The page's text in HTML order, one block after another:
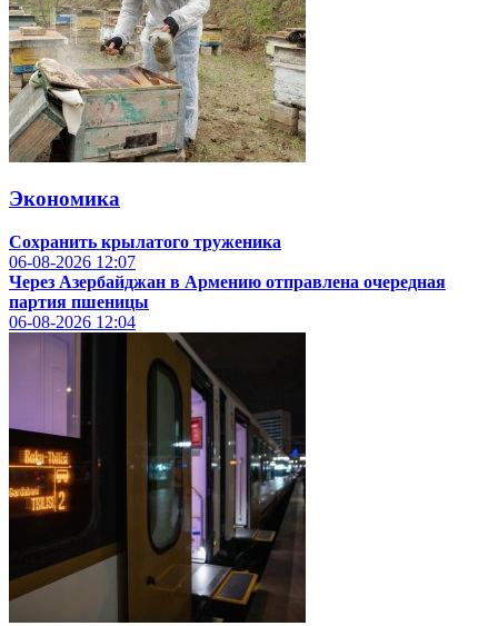
Экономика
Сохранить крылатого труженика
06-08-2026 12:07
Через Азербайджан в Армению отправлена очередная
партия пшеницы
06-08-2026 12:04